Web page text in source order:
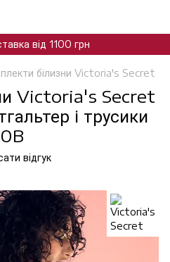
від 1100 грн
білизни Victoria's Secret
Victoria's Secret
і трусики
відгук